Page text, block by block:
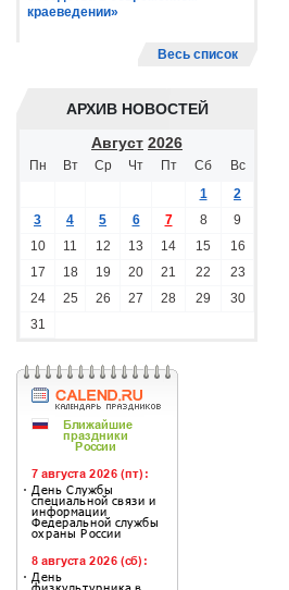
краеведении»
Весь список
АРХИВ НОВОСТЕЙ
Август 2026
Пн Вт Ср Чт Пт Сб
Вс
1
2
3
4 5 6 7 8
9
10
11 12 13 14 15
16
17
18 19 20 21 22
23
24
25 26 27 28 29
30
31